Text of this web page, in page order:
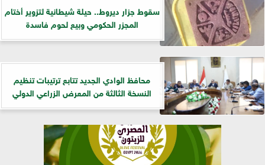
سقوط جزار ديروط.. حيلة شيطانية لتزوير أختام
المجزر الحكومي وبيع لحوم فاسدة
​محافظ الوادي الجديد تتابع ترتيبات تنظيم
النسخة الثالثة من المعرض الزراعي الدولي